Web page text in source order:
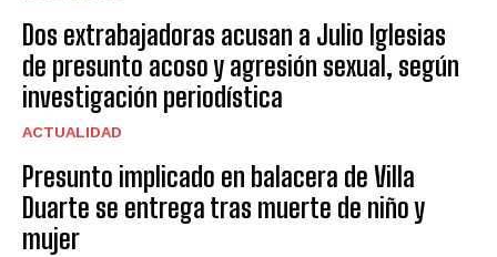
Dos extrabajadoras acusan a Julio Iglesias
de presunto acoso y agresión sexual, según
investigación periodística
ACTUALIDAD
Presunto implicado en balacera de Villa
Duarte se entrega tras muerte de niño y
mujer